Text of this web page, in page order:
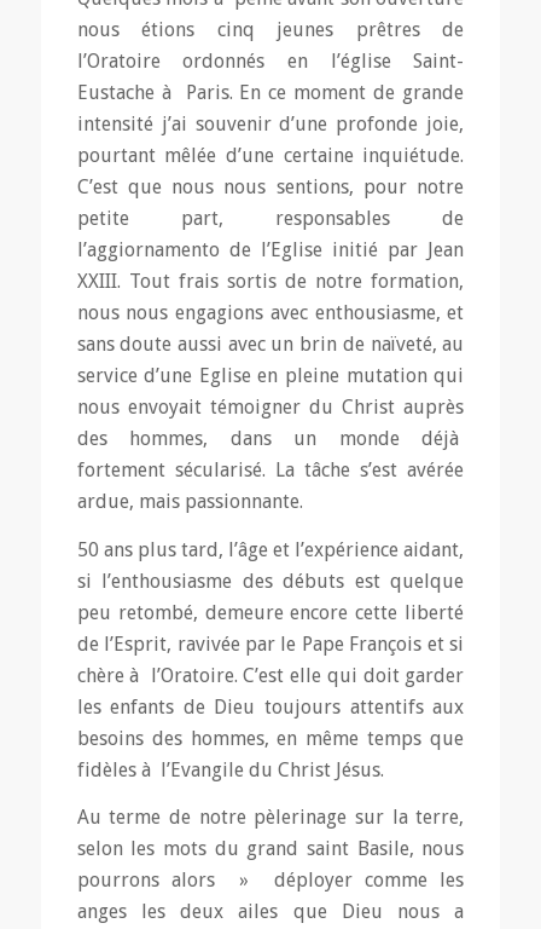
nous étions cinq jeunes prêtres de
l’Oratoire ordonnés en l’église Saint-
Eustache à Paris. En ce moment de grande
intensité j’ai souvenir d’une profonde joie,
pourtant mêlée d’une certaine inquiétude.
C’est que nous nous sentions, pour notre
petite part, responsables de
l’aggiornamento de l’Eglise initié par Jean
XXIII. Tout frais sortis de notre formation,
nous nous engagions avec enthousiasme, et
sans doute aussi avec un brin de naïveté, au
service d’une Eglise en pleine mutation qui
nous envoyait témoigner du Christ auprès
des hommes, dans un monde déjà
fortement sécularisé. La tâche s’est avérée
ardue, mais passionnante.
50 ans plus tard, l’âge et l’expérience aidant,
si l’enthousiasme des débuts est quelque
peu retombé, demeure encore cette liberté
de l’Esprit, ravivée par le Pape François et si
chère à l’Oratoire. C’est elle qui doit garder
les enfants de Dieu toujours attentifs aux
besoins des hommes, en même temps que
fidèles à l’Evangile du Christ Jésus.
Au terme de notre pèlerinage sur la terre,
selon les mots du grand saint Basile, nous
pourrons alors » déployer comme les
anges les deux ailes que Dieu nous a